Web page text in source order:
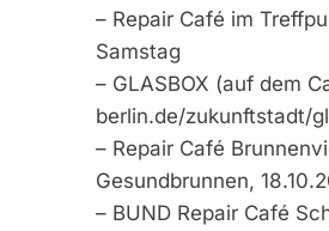
– Repair Café im
Samstag
– GLASBOX (auf dem
berlin.de/zukunftstadt/
– Repair Café
Gesundbrunnen,
– BUND Repair Café